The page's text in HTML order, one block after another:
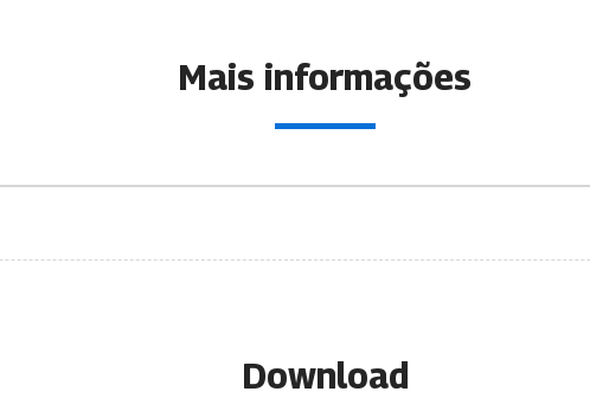
Mais informações
Download